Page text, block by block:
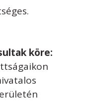
köre: